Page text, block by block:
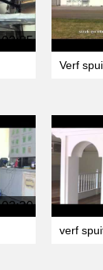
02:05
Verf
03:30
verf